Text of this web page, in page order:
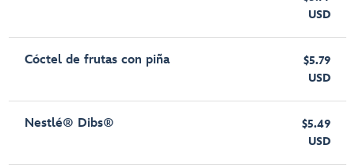
USD
Cóctel de frutas con piña
$5.79
USD
Nestlé® Dibs®
$5.49
USD